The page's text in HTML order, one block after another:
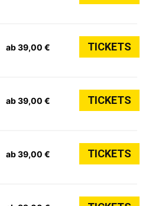
ab 39,00 € TICKETS
ab 39,00 € TICKETS
ab 39,00 € TICKETS